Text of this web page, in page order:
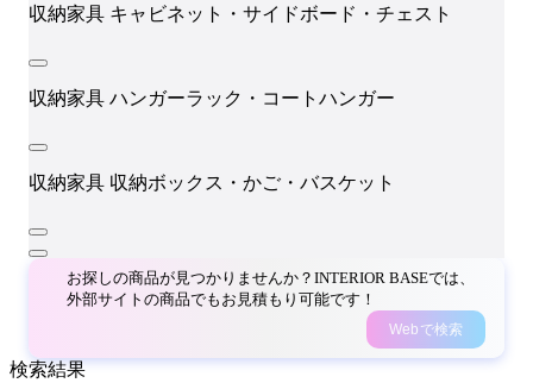
収納家具 キャビネット・サイドボード・チェスト
収納家具 ハンガーラック・コートハンガー
収納家具 収納ボックス・かご・バスケット
お探しの商品が見つかりませんか？INTERIOR BASEでは、
外部サイトの商品でもお見積もり可能です！
Webで検索
検索結果